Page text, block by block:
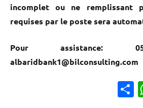
incomplet ou ne remplissant
requises par le poste sera
Pour assistance:
albaridbank1@bilconsulting.com
WhatsApp